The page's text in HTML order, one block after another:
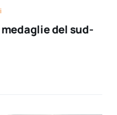
del sud-